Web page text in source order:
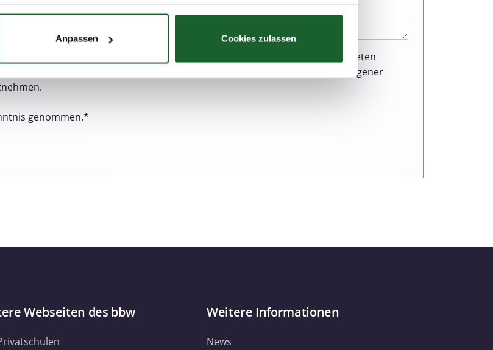
Lage erfassen, welche bis auf einige Meter genau sein können
Daten verarbeitet werden, und legen Sie Ihre Präferenzen imAbschnitt
zu personalisieren, Funktionen für soziale Medien anbieten zu können
Werbung und Analysen weiter. Unsere Partner führen diese Informationen
Anpassen Cookies zulassen
all unseren Kunden und Besuchern unserer Webseite einen ausgezeichneten
Weitere Informationen zur Erhebung und Verarbeitung personenbezogener
genommen.*
Webseiten des bbw Weitere Informationen
News